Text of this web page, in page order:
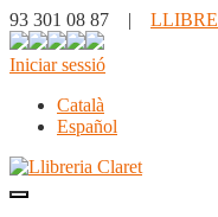
93 301 08 87 |
Iniciar sessió
Català
Español